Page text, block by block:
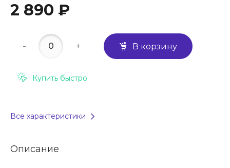
2 890 ₽
- + В корзину
Купить быстро
Все характеристики
Описание